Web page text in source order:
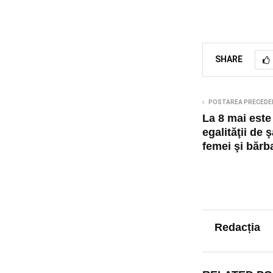
SHARE
POSTAREA
La 8 mai
egalităţii de
femei şi
Redacția